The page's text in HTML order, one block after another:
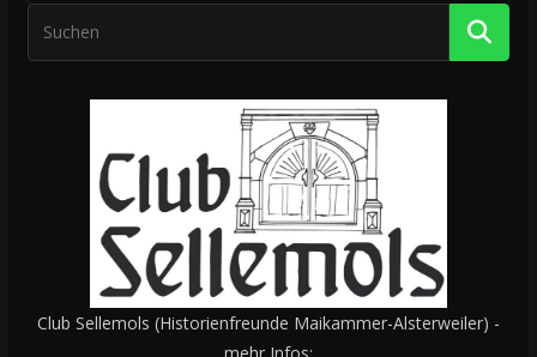
Club Sellemols (Historienfreunde Maikammer-Alsterweiler) -